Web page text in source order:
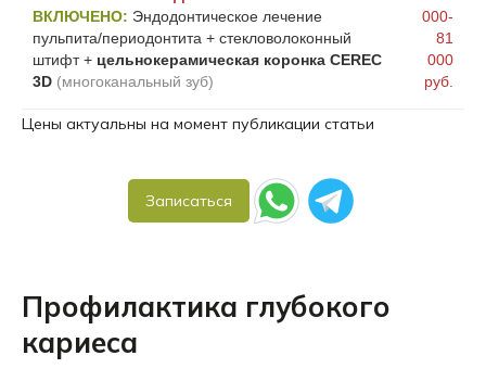
ВКЛЮЧЕНО: Эндодонтическое лечение
пульпита/периодонтита + стекловолоконный
штифт + цельнокерамическая коронка CEREC
3D (многоканальный зуб)
000-
81
000
руб.
Цены актуальны на момент публикации статьи
Записаться
Профилактика глубокого
кариеса